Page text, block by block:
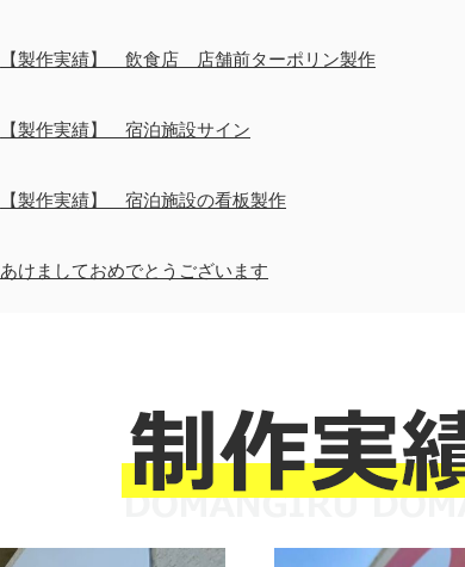
【製作実績】 飲食店 店舗前ターポリン製作
【製作実績】 宿泊施設サイン
【製作実績】 宿泊施設の看板製作
あけましておめでとうございます